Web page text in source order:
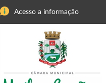
Acesso a informação